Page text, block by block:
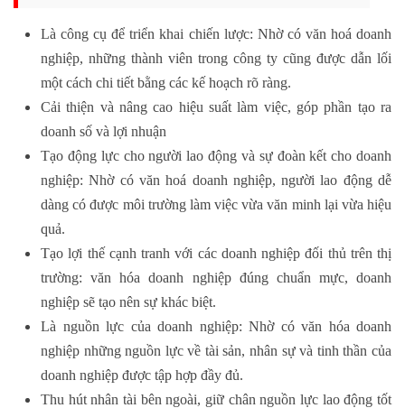
Là công cụ để triển khai chiến lược: Nhờ có văn hoá doanh
nghiệp, những thành viên trong công ty cũng được dẫn lối
một cách chi tiết bằng các kế hoạch rõ ràng.
Cải thiện và nâng cao hiệu suất làm việc, góp phần tạo ra
doanh số và lợi nhuận
Tạo động lực cho người lao động và sự đoàn kết cho doanh
nghiệp: Nhờ có văn hoá doanh nghiệp, người lao động dễ
dàng có được môi trường làm việc vừa văn minh lại vừa hiệu
quả.
Tạo lợi thế cạnh tranh với các doanh nghiệp đối thủ trên thị
trường: văn hóa doanh nghiệp đúng chuẩn mực, doanh
nghiệp sẽ tạo nên sự khác biệt.
Là nguồn lực của doanh nghiệp: Nhờ có văn hóa doanh
nghiệp những nguồn lực về tài sản, nhân sự và tinh thần của
doanh nghiệp được tập hợp đầy đủ.
Thu hút nhân tài bên ngoài, giữ chân nguồn lực lao động tốt